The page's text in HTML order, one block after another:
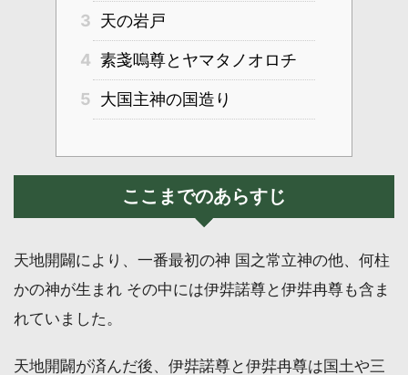
3 天の岩戸
4 素戔嗚尊とヤマタノオロチ
5 大国主神の国造り
ここまでのあらすじ
天地開闢により、一番最初の神 国之常立神の他、何柱
かの神が生まれ その中には伊弉諾尊と伊弉冉尊も含ま
れていました。
天地開闢が済んだ後、伊弉諾尊と伊弉冉尊は国土や三